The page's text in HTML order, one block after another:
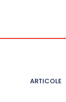
ARTICOLE